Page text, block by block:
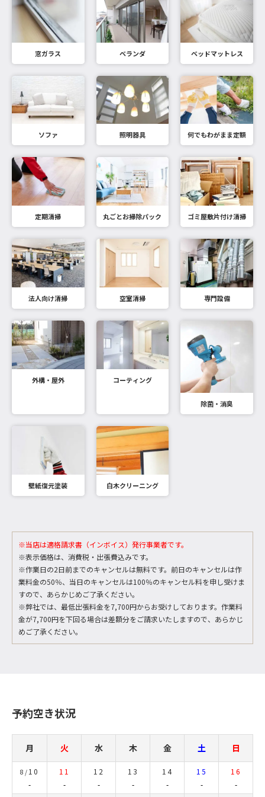
窓ガラス ベランダ ベッドマットレス
ソファ 照明器具 何でもわがまま定額
定期清掃 丸ごとお掃除パック ゴミ屋敷片付け清掃
法人向け清掃 空室清掃 専門設備
外構・屋外 コーティング
除菌・消臭
壁紙復元塗装 白木クリーニング
※当店は適格請求書（インボイス）発行事業者です。
※表示価格は、消費税・出張費込みです。
※作業日の2日前までのキャンセルは無料です。前日のキャンセルは作
業料金の50％、当日のキャンセルは100％のキャンセル料を申し受けま
すので、あらかじめご了承ください。
※弊社では、最低出張料金を7,700円からお受けしております。作業料
金が7,700円を下回る場合は差額分をご請求いたしますので、あらかじ
めご了承ください。
予約空き状況
月 火 水 木 金 土 日
8/ 10
-
11
-
12
-
13
-
14
-
15
-
16
-